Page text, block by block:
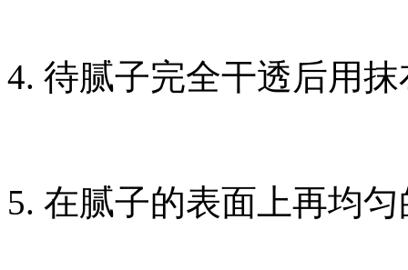
4. 待腻子完全干透后用
5. 在腻子的表面上再均